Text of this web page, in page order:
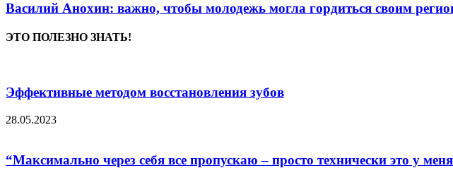
Василий Анохин: важно, чтобы молодежь могла гордиться своим
ЭТО ПОЛЕЗНО ЗНАТЬ!
Эффективные методом восстановления зубов
28.05.2023
“Максимально через себя все пропускаю – просто технически это у